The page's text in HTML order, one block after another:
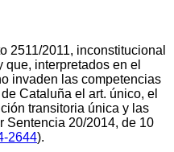
2511/2011, inconstitucional
interpretados en el
invaden las competencias
Cataluña el art. único, el
transitoria única y las
Sentencia 20/2014, de 10
2644).